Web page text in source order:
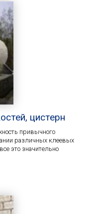
цистерн
привычного
различных клеевых
это значительно